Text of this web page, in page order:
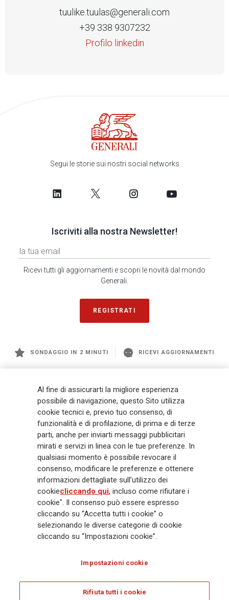
tuulike.tuulas@generali.com
+39 338 9307232
Profilo linkedin
Segui le storie sui nostri social networks
Iscriviti alla nostra Newsletter!
Ricevi tutti gli aggiornamenti e scopri le novità dal mondo
Generali.
REGISTRATI
SONDAGGIO IN 2 MINUTI RICEVI AGGIORNAMENTI
management a livello globale, con premi complessivi pari a € 98,1
miliardi e € 900 miliardi di AUM nel 2025. Fondato nel 1831, con oltre 88
mila dipendenti e 163 mila agenti che servono 75 milioni di clienti, il
Gruppo ha una posizione di leadership in Europa e una presenza
crescente in Asia e America. Al centro della strategia di Generali c'è il suo
impegno Lifetime Partner verso i clienti, realizzato attraverso soluzioni
innovative e personalizzate, un'esperienza cliente di prima classe e le sue
capacità di distribuzione globale digitalizzata. Il Gruppo ha
completamente integrato la sostenibilità in tutte le scelte strategiche, con
l'obiettivo di creare valore per tutti gli stakeholder mentre costruisce una
società più equa e resiliente.
Legal Info Cookie Policy Privacy & GDPR
Al fine di assicurarti la migliore esperienza
possibile di navigazione, questo Sito utilizza
cookie tecnici e, previo tuo consenso, di
funzionalità e di profilazione, di prima e di terze
parti, anche per inviarti messaggi pubblicitari
mirati e servizi in linea con le tue preferenze. In
qualsiasi momento è possibile revocare il
consenso, modificare le preferenze e ottenere
informazioni dettagliate sull’utilizzo dei
cookiecliccando qui, incluso come rifiutare i
cookie". Il consenso può essere espresso
cliccando su “Accetta tutti i cookie” o
selezionando le diverse categorie di cookie
cliccando su “Impostazioni cookie”.
Impostazioni cookie
Rifiuta tutti i cookie